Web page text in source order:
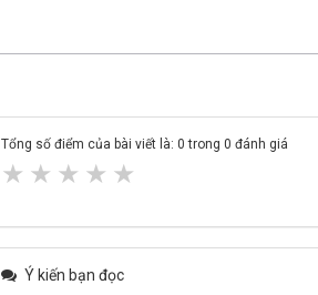
Tổng số điểm của bài viết là: 0 trong 0 đánh giá
★ ★ ★ ★ ★
Ý kiến bạn đọc